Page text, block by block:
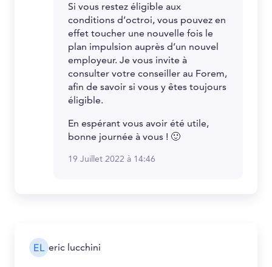
Si vous restez éligible aux
conditions d’octroi, vous pouvez en
effet toucher une nouvelle fois le
plan impulsion auprès d’un nouvel
employeur. Je vous invite à
consulter votre conseiller au Forem,
afin de savoir si vous y êtes toujours
éligible.
En espérant vous avoir été utile,
bonne journée à vous ! 🙂
19 Juillet 2022 à 14:46
eric lucchini